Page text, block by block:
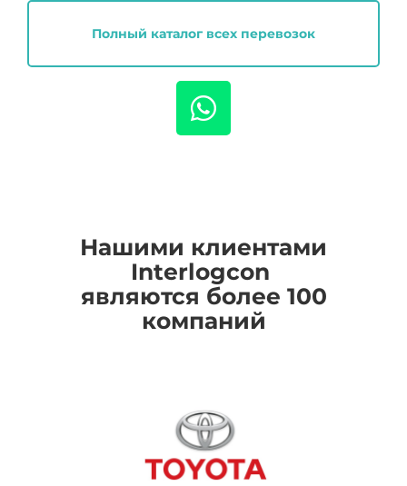
Полный каталог всех перевозок
Нашими клиентами
Interlogcon
являются более 100
компаний